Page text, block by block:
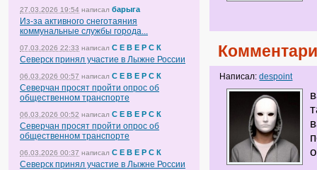
27.03.2026 19:54 написал барыга
Из-за активного снеготаяния
коммунальные службы города...
07.03.2026 22:33 написал С Е В Е Р С К
Северск принял участие в Лыжне России
06.03.2026 00:57 написал С Е В Е Р С К
Северчан просят пройти опрос об
общественном транспорте
06.03.2026 00:52 написал С Е В Е Р С К
Северчан просят пройти опрос об
общественном транспорте
06.03.2026 00:37 написал С Е В Е Р С К
Северск принял участие в Лыжне России
Написал:despoint